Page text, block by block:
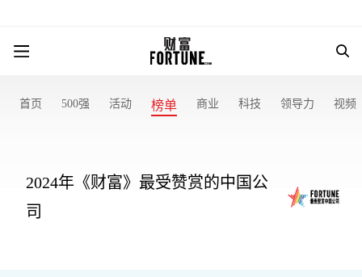
首页 500强 活动 榜单 商业 科技 领导力 视频
2024年《财富》最受赞赏的中国公
司